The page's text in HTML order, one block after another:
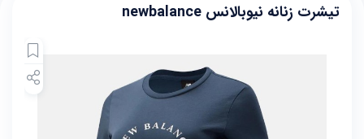
تیشرت زنانه نیوبالانس newbalance